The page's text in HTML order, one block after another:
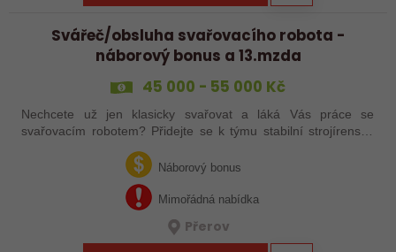
Svářeč/obsluha svařovacího robota -
náborový bonus a 13.mzda
45 000 - 55 000 Kč
Nechcete už jen klasicky svařovat a láká Vás práce se
svařovacím robotem? Přidejte se k týmu stabilní strojírenské
společnosti v Hranicích a využijte své zkušenosti se
svařováním v moderní výrobě.…
Náborový bonus
Mimořádná nabídka
Přerov